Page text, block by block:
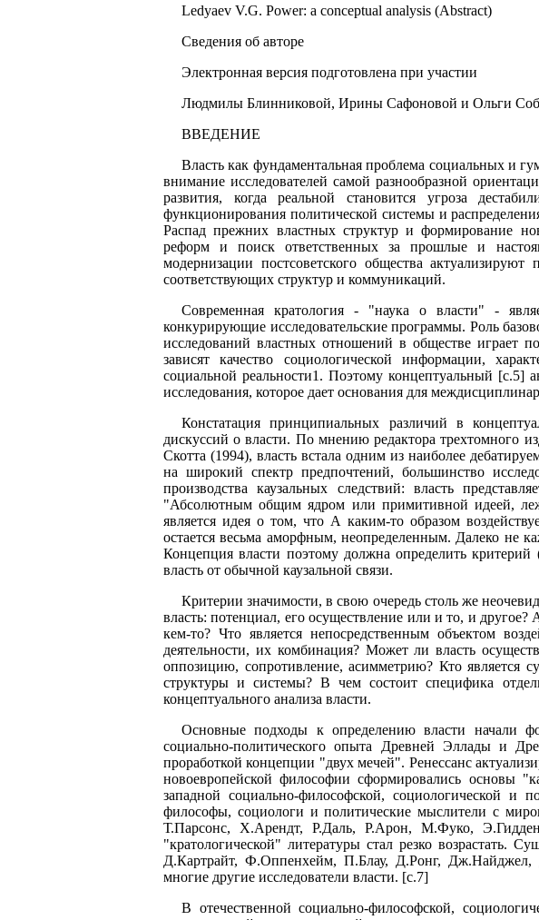
Ledyaev V.G. Power: a conceptual analysis (Abstract)
Сведения об авторе
Электронная версия подготовлена при участии
Людмилы Блинниковой, Ирины Сафоновой и Ольги
ВВЕДЕНИЕ
Власть как фундаментальная проблема социальных и
внимание исследователей самой разнообразной
развития, когда реальной становится угроза
функционирования политической системы и
Распад прежних властных структур и формирование
реформ и поиск ответственных за прошлые и
модернизации постсоветского общества
соответствующих структур и коммуникаций.
Современная кратология - "наука о власти" -
конкурирующие исследовательские программы. Роль
исследований властных отношений в обществе играет
зависят качество социологической информации,
социальной реальности1. Поэтому концептуальный [с.5]
исследования, которое дает основания для
Констатация принципиальных различий в
дискуссий о власти. По мнению редактора трехтомного
Скотта (1994), власть встала одним из наиболее
на широкий спектр предпочтений, большинство
производства каузальных следствий: власть
"Абсолютным общим ядром или примитивной идеей,
является идея о том, что А каким-то образом
остается весьма аморфным, неопределенным. Далеко не
Концепция власти поэтому должна определить
власть от обычной каузальной связи.
Критерии значимости, в свою очередь столь же
власть: потенциал, его осуществление или и то, и
кем-то? Что является непосредственным объектом
деятельности, их комбинация? Может ли власть
оппозицию, сопротивление, асимметрию? Кто является
структуры и системы? В чем состоит специфика
концептуального анализа власти.
Основные подходы к определению власти начали
социально-политического опыта Древней Эллады и
проработкой концепции "двух мечей". Ренессанс
новоевропейской философии сформировались основы
западной социально-философской, социологической и
философы, социологи и политические мыслители с
Т.Парсонс, Х.Арендт, Р.Даль, Р.Арон, М.Фуко,
"кратологической" литературы стал резко возрастать.
Д.Картрайт, Ф.Оппенхейм, П.Блау, Д.Ронг,
многие другие исследователи власти. [с.7]
В отечественной социально-философской,